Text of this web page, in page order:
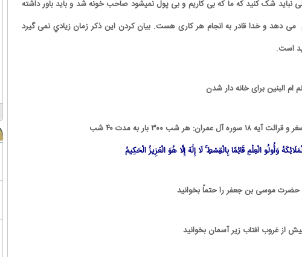
نباید شک کنید که ما که بی کاریم و بی پول نمیشود صاحب خونه شد و باید باور داشته
می دهد و خدا قادر به انجام هر کاری هست. بیان کردن این ذکر زمان زيادي نمی گیرد
است.
وَأُولُو الْعِلْمِ قَائِمًا بِالْقِسْطِ ۚ لَا إِلَٰهَ إِلَّا هُوَ الْعَزِیزُ الْحَکِیمُ
حضرت موسی بن جعفر را حتماً بخوانید